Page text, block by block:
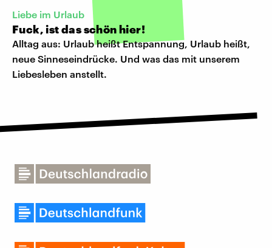
Liebe im Urlaub
Fuck, ist das schön hier!
Alltag aus: Urlaub heißt Entspannung, Urlaub heißt,
neue Sinneseindrücke. Und was das mit unserem
Liebesleben anstellt.